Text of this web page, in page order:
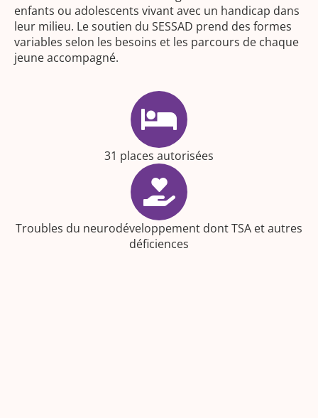
enfants ou adolescents vivant avec un handicap dans
leur milieu. Le soutien du SESSAD prend des formes
variables selon les besoins et les parcours de chaque
jeune accompagné.
31 places autorisées
Troubles du neurodéveloppement dont TSA et autres
déficiences